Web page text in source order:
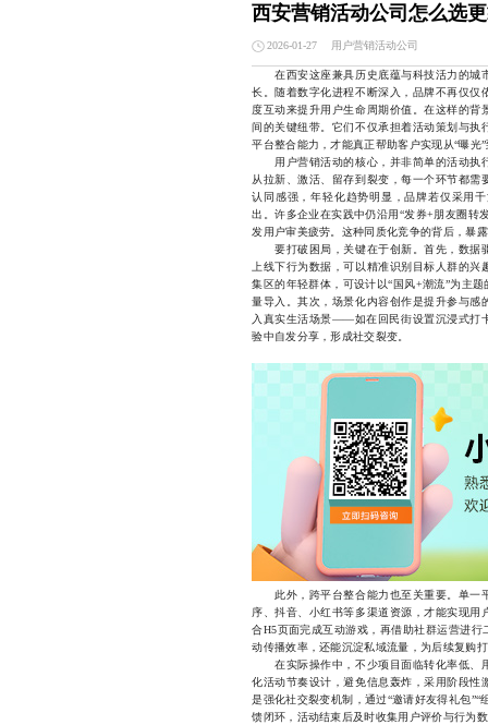
西安营销活动公司怎么选
2026-01-27 用户营销活动公司
在西安这座兼具历史底蕴与科技活力的城
长。随着数字化进程不断深入，品牌不再仅
度互动来提升用户生命周期价值。在这样的背
间的关键纽带。它们不仅承担着活动策划与
平台整合能力，才能真正帮助客户实现从“曝光
用户营销活动的核心，并非简单的活动执
从拉新、激活、留存到裂变，每一个环节都
认同感强，年轻化趋势明显，品牌若仅采用
出。许多企业在实践中仍沿用“发券+朋友圈转
发用户审美疲劳。这种同质化竞争的背后，暴
要打破困局，关键在于创新。首先，数据
上线下行为数据，可以精准识别目标人群的
集区的年轻群体，可设计以“国风+潮流”为主
量导入。其次，场景化内容创作是提升参与
入真实生活场景——如在回民街设置沉浸式打
验中自发分享，形成社交裂变。
此外，跨平台整合能力也至关重要。单一
序、抖音、小红书等多渠道资源，才能实现
合H5页面完成互动游戏，再借助社群运营进
动传播效率，还能沉淀私域流量，为后续复购
在实际操作中，不少项目面临转化率低、
化活动节奏设计，避免信息轰炸，采用阶段
是强化社交裂变机制，通过“邀请好友得礼包
馈闭环，活动结束后及时收集用户评价与行为